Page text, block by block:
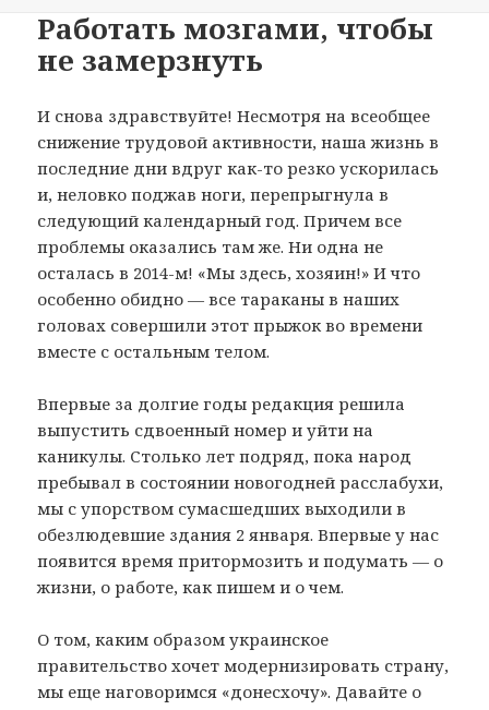
Работать мозгами, чтобы
не замерзнуть
И снова здравствуйте! Несмотря на всеобщее
снижение трудовой активности, наша жизнь в
последние дни вдруг как-то резко ускорилась
и, неловко поджав ноги, перепрыгнула в
следующий календарный год. Причем все
проблемы оказались там же. Ни одна не
осталась в 2014-м! «Мы здесь, хозяин!» И что
особенно обидно — все тараканы в наших
головах совершили этот прыжок во времени
вместе с остальным телом.
Впервые за долгие годы редакция решила
выпустить сдвоенный номер и уйти на
каникулы. Столько лет подряд, пока народ
пребывал в состоянии новогодней расслабухи,
мы с упорством сумасшедших выходили в
обезлюдевшие здания 2 января. Впервые у нас
появится время притормозить и подумать — о
жизни, о работе, как пишем и о чем.
О том, каким образом украинское
правительство хочет модернизировать страну,
мы еще наговоримся «донесхочу». Давайте о